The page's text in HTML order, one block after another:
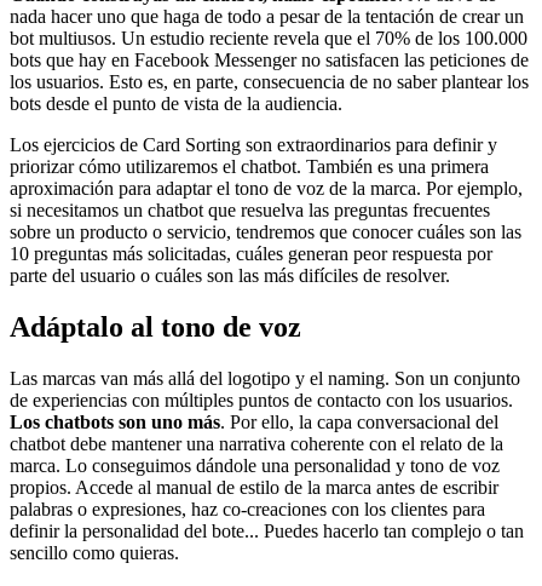
nada hacer uno que haga de todo a pesar de la tentación de crear un
bot multiusos. Un estudio reciente revela que el 70% de los 100.000
bots que hay en Facebook Messenger no satisfacen las peticiones de
los usuarios. Esto es, en parte, consecuencia de no saber plantear los
bots desde el punto de vista de la audiencia.
Los ejercicios de Card Sorting son extraordinarios para definir y
priorizar cómo utilizaremos el chatbot. También es una primera
aproximación para adaptar el tono de voz de la marca. Por ejemplo,
si necesitamos un chatbot que resuelva las preguntas frecuentes
sobre un producto o servicio, tendremos que conocer cuáles son las
10 preguntas más solicitadas, cuáles generan peor respuesta por
parte del usuario o cuáles son las más difíciles de resolver.
Adáptalo al tono de voz
Las marcas van más allá del logotipo y el naming. Son un conjunto
de experiencias con múltiples puntos de contacto con los usuarios.
Los chatbots son uno más. Por ello, la capa conversacional del
chatbot debe mantener una narrativa coherente con el relato de la
marca. Lo conseguimos dándole una personalidad y tono de voz
propios. Accede al manual de estilo de la marca antes de escribir
palabras o expresiones, haz co-creaciones con los clientes para
definir la personalidad del bote... Puedes hacerlo tan complejo o tan
sencillo como quieras.